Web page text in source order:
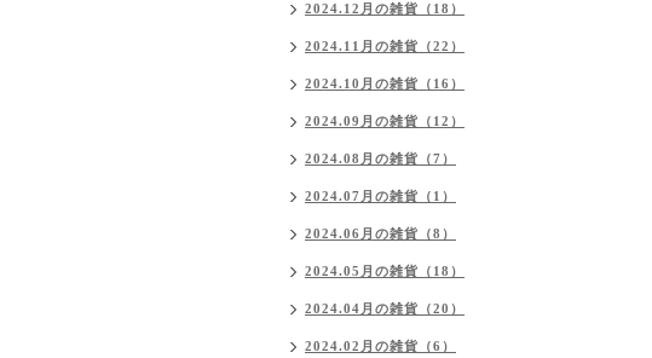
2024.12月の雑貨（18）
2024.11月の雑貨（22）
2024.10月の雑貨（16）
2024.09月の雑貨（12）
2024.08月の雑貨（7）
2024.07月の雑貨（1）
2024.06月の雑貨（8）
2024.05月の雑貨（18）
2024.04月の雑貨（20）
2024.02月の雑貨（6）